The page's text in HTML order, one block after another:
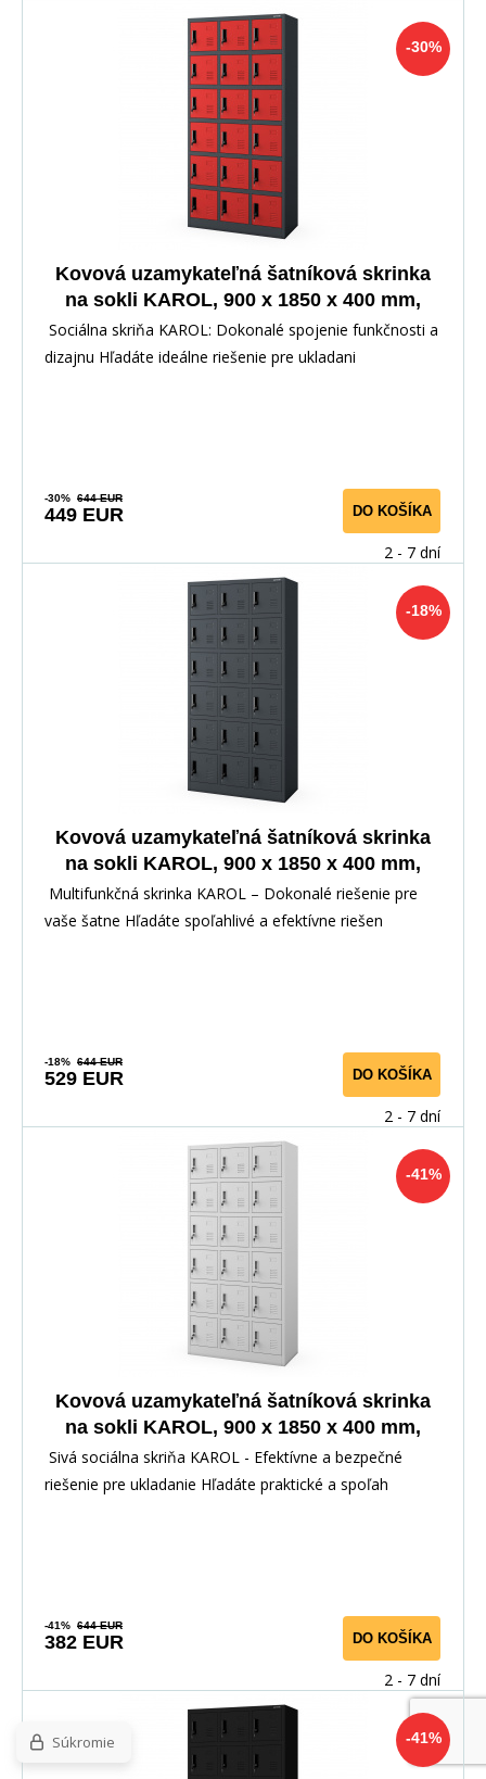
-30%
Kovová uzamykateľná šatníková skrinka
na sokli KAROL, 900 x 1850 x 400 mm,
antracitovo-červená
Sociálna skriňa KAROL: Dokonalé spojenie funkčnosti a
dizajnu Hľadáte ideálne riešenie pre ukladani
-30% 644 EUR
449 EUR DO KOŠÍKA
2 - 7 dní
-18%
Kovová uzamykateľná šatníková skrinka
na sokli KAROL, 900 x 1850 x 400 mm,
antracitová
Multifunkčná skrinka KAROL – Dokonalé riešenie pre
vaše šatne Hľadáte spoľahlivé a efektívne riešen
-18% 644 EUR
529 EUR DO KOŠÍKA
2 - 7 dní
-41%
Kovová uzamykateľná šatníková skrinka
na sokli KAROL, 900 x 1850 x 400 mm,
sivá
Sivá sociálna skriňa KAROL - Efektívne a bezpečné
riešenie pre ukladanie Hľadáte praktické a spoľah
-41% 644 EUR
382 EUR DO KOŠÍKA
2 - 7 dní
-41%
Súkromie